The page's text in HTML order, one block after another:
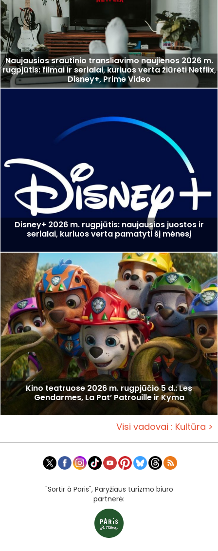
Naujausios srautinio transliavimo naujienos 2026 m.
rugpjūtis: filmai ir serialai, kuriuos verta žiūrėti Netflix,
Disney+, Prime Video
Disney+ 2026 m. rugpjūtis: naujausios juostos ir
serialai, kuriuos verta pamatyti šį mėnesį
Kino teatruose 2026 m. rugpjūčio 5 d.: Les
Gendarmes, La Pat’ Patrouille ir Kyma
Visi vadovai : Kultūra >
"Sortir à Paris", Paryžiaus turizmo biuro
partnerė: